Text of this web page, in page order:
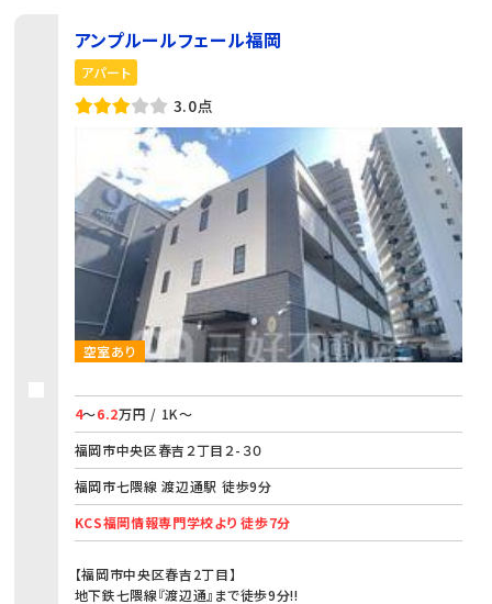
アンプルールフェール福岡
アパート
3.0点
空室あり
4～6.2万円 / 1K～
福岡市中央区春吉２丁目２-３０
福岡市七隈線 渡辺通駅 徒歩9分
KCS福岡情報専門学校より 徒歩7分
【福岡市中央区春吉2丁目】
地下鉄七隈線『渡辺通』まで徒歩9分!!